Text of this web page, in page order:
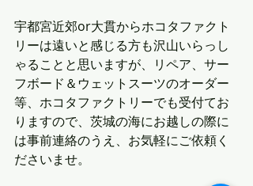
宇都宮近郊or大貫からホコタファクト
リーは遠いと感じる方も沢山いらっし
ゃることと思いますが、リペア、サー
フボード＆ウェットスーツのオーダー
等、ホコタファクトリーでも受付てお
りますので、茨城の海にお越しの際に
は事前連絡のうえ、お気軽にご依頼く
ださいませ。